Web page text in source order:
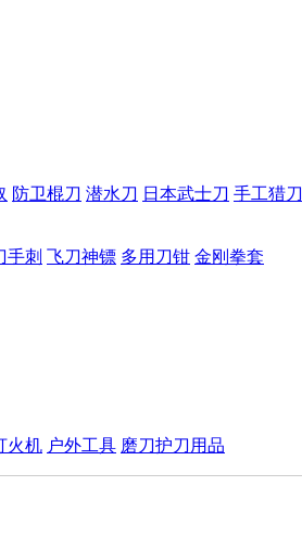
防卫棍刀 潜水刀 日本武士刀 手工猎刀
手刺 飞刀神镖 多用刀钳 金刚拳套
火机 户外工具 磨刀护刀用品